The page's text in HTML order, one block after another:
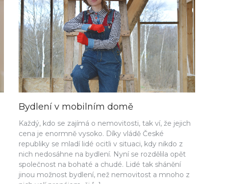
Bydlení v mobilním domě
Každý, kdo se zajímá o nemovitosti, tak ví, že jejich
cena je enormně vysoko. Díky vládě České
republiky se mladí lidé ocitli v situaci, kdy nikdo z
nich nedosáhne na bydlení. Nyní se rozdělila opět
společnost na bohaté a chudé. Lidé tak shánění
jinou možnost bydlení, než nemovitost a mnoho z